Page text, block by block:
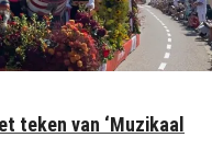
teken van ‘Muzikaal